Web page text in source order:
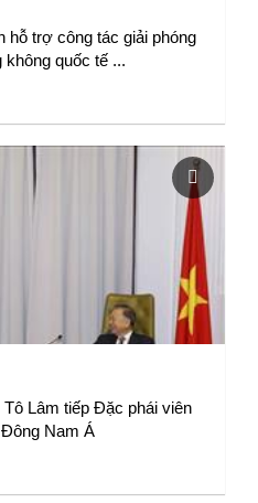
hỗ trợ công tác giải phóng
không quốc tế ...
Lâm tiếp Đặc phái viên
Nam Á